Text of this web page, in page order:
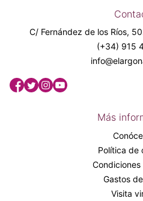
C/ Fernández de los Ríos,
(+34) 915
Más
Política de
Gastos
Visita